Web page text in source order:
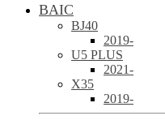
BAIC
BJ40
2019-
U5 PLUS
2021-
X35
2019-